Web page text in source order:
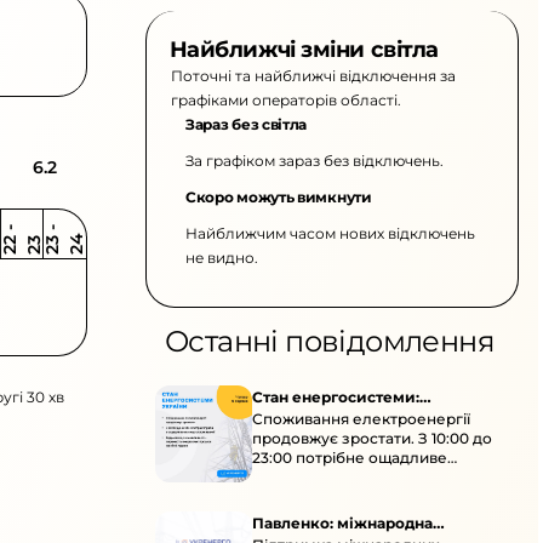
6.2
2 2
-
2 3 2 3
-
2 4
30 хв
Найближчі зміни світла
Поточні та найближчі відключення за
графіками операторів області.
Зараз без світла
За графіком зараз без відключень.
Скоро можуть вимкнути
Найближчим часом нових відключень
не видно.
Останні повідомлення
Стан енергосистеми:
споживання зростає
Споживання електроенергії
продовжує зростати. З 10:00 до
23:00 потрібне ощадливе
енергоспоживання, а
перенести на нічні години.
Павленко: міжнародна